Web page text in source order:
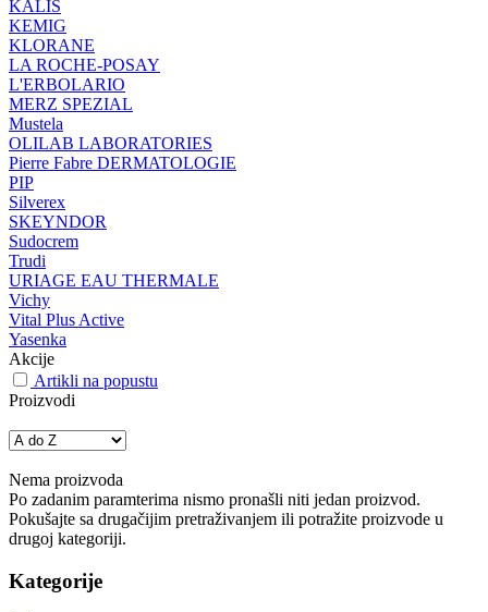
KALIS
KEMIG
KLORANE
LA ROCHE-POSAY
L'ERBOLARIO
MERZ SPEZIAL
Mustela
OLILAB LABORATORIES
Pierre Fabre DERMATOLOGIE
PIP
Silverex
SKEYNDOR
Sudocrem
Trudi
URIAGE EAU THERMALE
Vichy
Vital Plus Active
Yasenka
Akcije
Artikli na popustu
Proizvodi
Nema proizvoda
Po zadanim paramterima nismo pronašli niti jedan proizvod.
Pokušajte sa drugačijim pretraživanjem ili potražite proizvode u
drugoj kategoriji.
Kategorije